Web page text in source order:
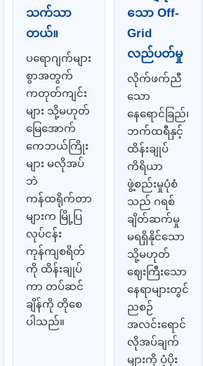
သက်သာ
တယ်။
ပရောဂျက်များ
စွာအတွက်
ကတုတ်ကျင်း
များ သို့မဟုတ်
မြေအောက်
ကေဘယ်ကြိုး
များ မလိုအပ်
ဘဲ
ကန်ထရိုက်တာ
များက မြို့ပြ
လုပ်ငန်း
ကုန်ကျစရိတ်
ကို ထိန်းချုပ်
ကာ တပ်ဆင်
ချိန်ကို တိုစေ
ပါသည်။
သော Off-
Grid
လည်ပတ်မှု
လိုက်ဖက်ညီ
သော
နေရောင်ခြည်၊
ဘက်ထရီနှင့်
ထိန်းချုပ်
ကိရိယာ
ဖွဲ့စည်းမှုပုံစံ
သည် ဂရစ်
ချိတ်ဆက်မှု
မရရှိနိုင်သော
သို့မဟုတ်
ဈေးကြီးသော
နေရာများတွင်
ညစဉ်
အလင်းရောင်
လိုအပ်ချက်
များကို ပံ့ပိုး